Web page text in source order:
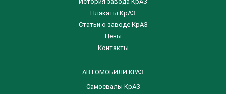
Плакаты КрАЗ
Статьи о заводе КрАЗ
Цены
Контакты
АВТОМОБИЛИ КРАЗ
Самосвалы КрАЗ